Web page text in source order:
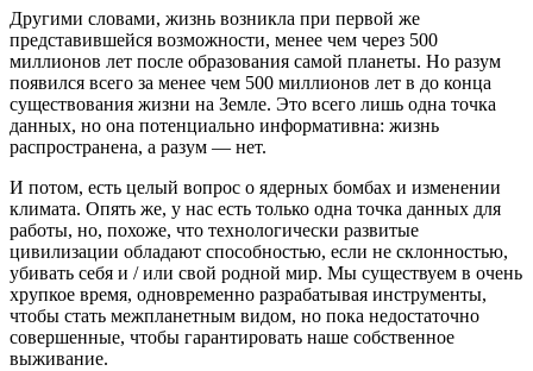
Другими словами, жизнь возникла при первой же
представившейся возможности, менее чем через 500
миллионов лет после образования самой планеты. Но разум
появился всего за менее чем 500 миллионов лет в до конца
существования жизни на Земле. Это всего лишь одна точка
данных, но она потенциально информативна: жизнь
распространена, а разум — нет.
И потом, есть целый вопрос о ядерных бомбах и изменении
климата. Опять же, у нас есть только одна точка данных для
работы, но, похоже, что технологически развитые
цивилизации обладают способностью, если не склонностью,
убивать себя и / или свой родной мир. Мы существуем в очень
хрупкое время, одновременно разрабатывая инструменты,
чтобы стать межпланетным видом, но пока недостаточно
совершенные, чтобы гарантировать наше собственное
выживание.